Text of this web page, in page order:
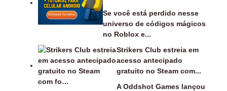
Se você está perdido nesse
universo de códigos mágicos
no Roblox e...
Strikers Club estreia em
acesso antecipado
gratuito no Steam com...
A Oddshot Games lançou